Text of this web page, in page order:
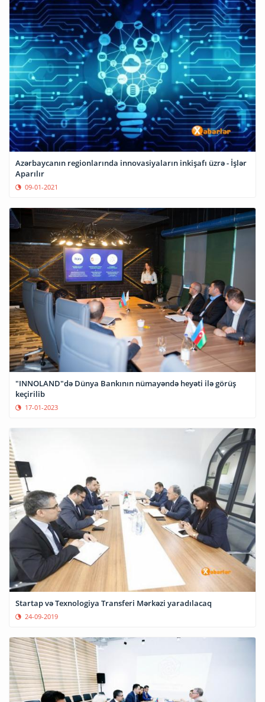
Azərbaycanın regionlarında innovasiyaların inkişafı üzrə - İşlər
Aparılır
09-01-2021
"INNOLAND"də Dünya Bankının nümayəndə heyəti ilə görüş
keçirilib
17-01-2023
Startap və Texnologiya Transferi Mərkəzi yaradılacaq
24-09-2019